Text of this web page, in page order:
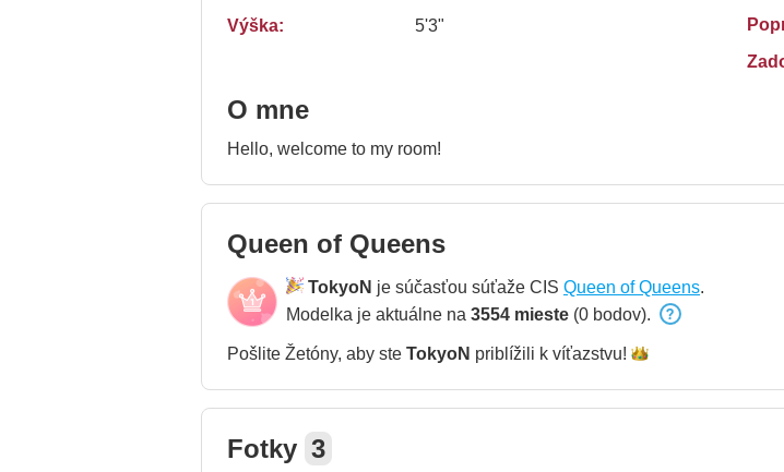
Výška: 5'3"
O mne
Hello, welcome to my room!
Queen of Queens
TokyoN je súčasťou súťaže CIS Queen of Queens.
Modelka je aktuálne na 3554 mieste (0 bodov).
Pošlite Žetóny, aby ste TokyoN priblížili k víťazstvu!
Fotky 3